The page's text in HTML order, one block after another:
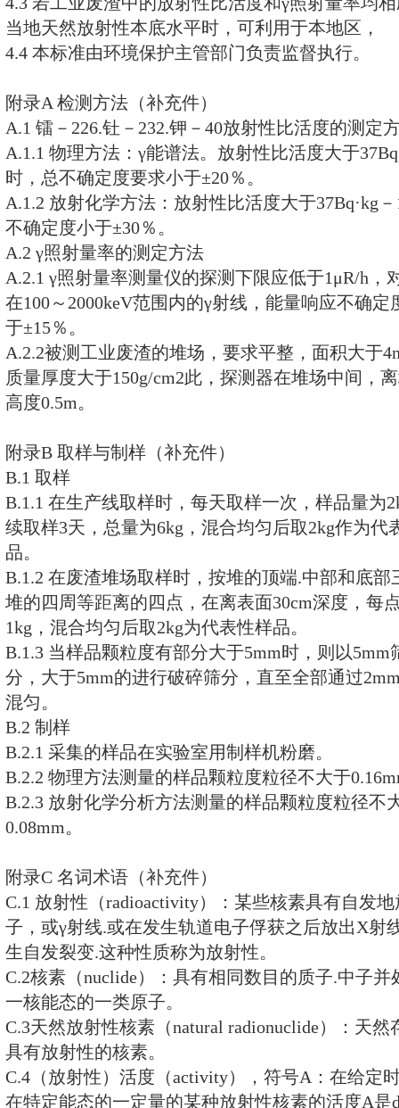
准可以适当放宽。
3 建筑材料用工业废渣放射性的检
3.1 建筑材料用工业废渣的
（包括宇宙射线致电离成分）不
量，即可应用于建筑材料。
3.2 以磷石膏.石煤渣等含镭－226
料的主要原料且其
致电离成分），必须进行放射性比
4 标准实施
4.1 排渣单位应对所供建筑材料用
放射性比活度进行检验，填写检
当地环境保护部门备案。当其原料
时，可不再进行测量。
4.2 利用工业废渣作建筑材料的单
用的工业废渣的放射性水平。
4.3 若工业废渣中的放射性比活度
当地天然放射性本底水平时，可利
4.4 本标准由环境保护主管部门负
附录A 检测方法（补充件）
A.1 镭－226.钍－232.钾－40放射
A.1.1 物理方法：γ能谱法。放射性
时，总不确定度要求小于±20％。
A.1.2 放射化学方法：放射性比活
不确定度小于±30％。
A.2γ照射量率的测定方法
A.2.1γ照射量率测量仪的探测下限
在100～2000keV范围内的γ射线，
于±15％。
A.2.2被测工业废渣的堆场，要求
质量厚度大于150g/cm2此，探测器